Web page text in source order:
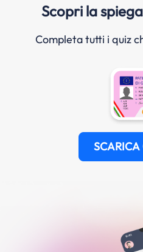
Scopri la
Completa tutti i quiz
SCARICA